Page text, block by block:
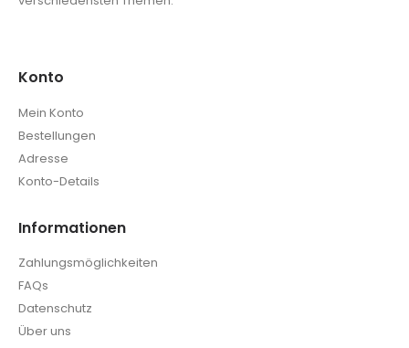
Konto
Mein Konto
Bestellungen
Adresse
Konto-Details
Informationen
Zahlungsmöglichkeiten
FAQs
Datenschutz
Über uns